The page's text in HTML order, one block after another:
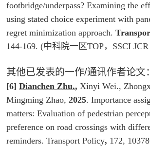
footbridge/underpass? Examining the
using stated choice experiment with
regret minimization approach.
144-169. (中科院一区TOP，SSCI
其他已发表的一作/通讯作者论文：
[6]Dianchen Zhu.,Xinyi Wei.,
Mingming Zhao,2025. Importance
matters: Evaluation of pedestrian
preference on road crossings with
reminders. Transport Policy, 172,